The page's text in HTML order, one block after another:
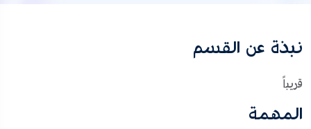
نبذة عن القسم
قريباً
المهمة